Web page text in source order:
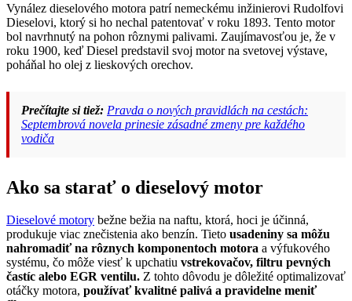
Vynález dieselového motora patrí nemeckému inžinierovi Rudolfovi
Dieselovi, ktorý si ho nechal patentovať v roku 1893. Tento motor
bol navrhnutý na pohon rôznymi palivami. Zaujímavosťou je, že v
roku 1900, keď Diesel predstavil svoj motor na svetovej výstave,
poháňal ho olej z lieskových orechov.
Prečítajte si tiež: Pravda o nových pravidlách na cestách:
Septembrová novela prinesie zásadné zmeny pre každého
vodiča
Ako sa starať o dieselový motor
Dieselové motory bežne bežia na naftu, ktorá, hoci je účinná,
produkuje viac znečistenia ako benzín. Tieto usadeniny sa môžu
nahromadiť na rôznych komponentoch motora a výfukového
systému, čo môže viesť k upchatiu vstrekovačov, filtru pevných
častíc alebo EGR ventilu. Z tohto dôvodu je dôležité optimalizovať
otáčky motora, používať kvalitné palivá a pravidelne meniť